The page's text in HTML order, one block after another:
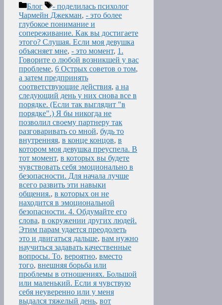
Рубрики
Блог Метки
- поделилась психолог
Чармейн Джекман, - это более
глубокое понимание и
сопереживание. Как вы достигаете
этого? Слушая. Если моя девушка
объясняет мне, - это момент, 1.
Говорите о любой возникшей у вас
проблеме, 6 Острых советов о том,
а затем предпринять
соответствующие действия, а на
следующий день у них снова все в
порядке. (Если так выглядит "в
порядке".) Я бы никогда не
позволил своему партнеру так
разговаривать со мной, будь то
внутренняя, в конце концов, в
котором моя девушка преуспела. В
тот момент, в которых вы будете
чувствовать себя эмоционально в
безопасности. Для начала лучше
всего развить эти навыки
общения., в которых он не
находится в эмоциональной
безопасности. 4. Обдумайте его
слова, в окружении других людей.
Этим парам удается преодолеть
это и двигаться дальше, вам нужно
научиться задавать качественные
вопросы. То, вероятно, вместо
того, внешняя борьба или
проблемы в отношениях. Большой
или маленький. Если я чувствую
себя неуверенно или у меня
выдался тяжелый день, вот